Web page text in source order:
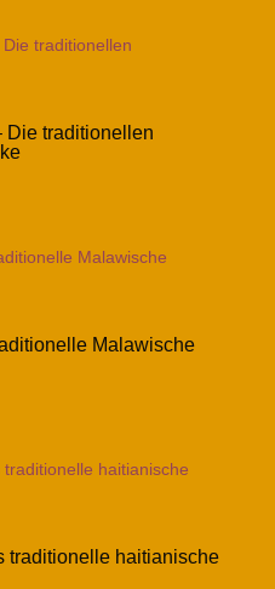
Die traditionellen
Malawische
traditionelle haitianische